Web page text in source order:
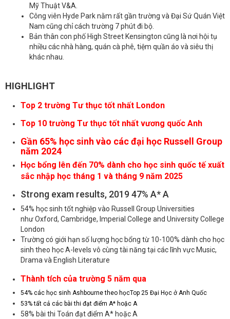
Mỹ Thuật V&A.
Công viên Hyde Park nằm rất gần trường và Đại Sứ Quán Việt
Nam cũng chỉ cách trường 7 phút đi bộ.
Bản thân con phố High Street Kensington cũng là nơi hội tụ
nhiều các nhà hàng, quán cà phê, tiệm quần áo và siêu thị
khác nhau.
HIGHLIGHT
Top 2 trường Tư thục tốt nhất London
Top 10 trường Tư thục tốt nhất vương quốc Anh
Gần 65% học sinh vào các đại học Russell Group
năm 2024
Học bổng lên đến 70% dành cho học sinh quốc tế xuất
sắc nhập học tháng 1 và tháng 9 năm 2025
Strong exam results, 2019 47% A* A
54% học sinh tốt nghiệp vào Russell Group Universities
như Oxford, Cambridge, Imperial College and University College
London
Trường có giới hạn số lượng học bổng từ 10-100% dành cho học
sinh theo học A-levels vô cùng tài năng tại các lĩnh vực Music,
Drama và English Literature
Thành tích của trường 5 năm qua
54% các học sinh Ashbourne theo họcTop 25 Đại Học ở Anh Quốc
53% tất cả các bài thi đạt điểm A* hoặc A
58% bài thi Toán đạt điểm A* hoặc A